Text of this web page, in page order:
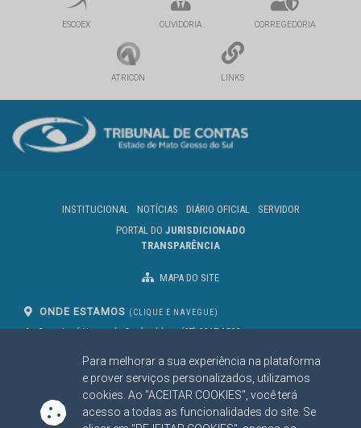
Para melhorar a sua experiência na plataforma
e prover serviços personalizados, utilizamos
cookies. Ao "ACEITAR COOKIES", você terá
acesso a todas as funcionalidades do site. Se
ESCOEX OUVIDORIA CORREGEDORIA
ATRICON LINKS
INSTITUCIONAL NOTÍCIAS DIÁRIO OFICIAL
SERVIDOR
PORTAL DO JURISDICIONADO
TRANSPARÊNCIA
MAPA DO SITE
ONDE ESTAMOS (CLIQUE E NAVEGUE)
Av. Des. José Nunes da Cunha, bloco
Campo Grande/MS
CEP: 79031-310
(67) 3317-1500